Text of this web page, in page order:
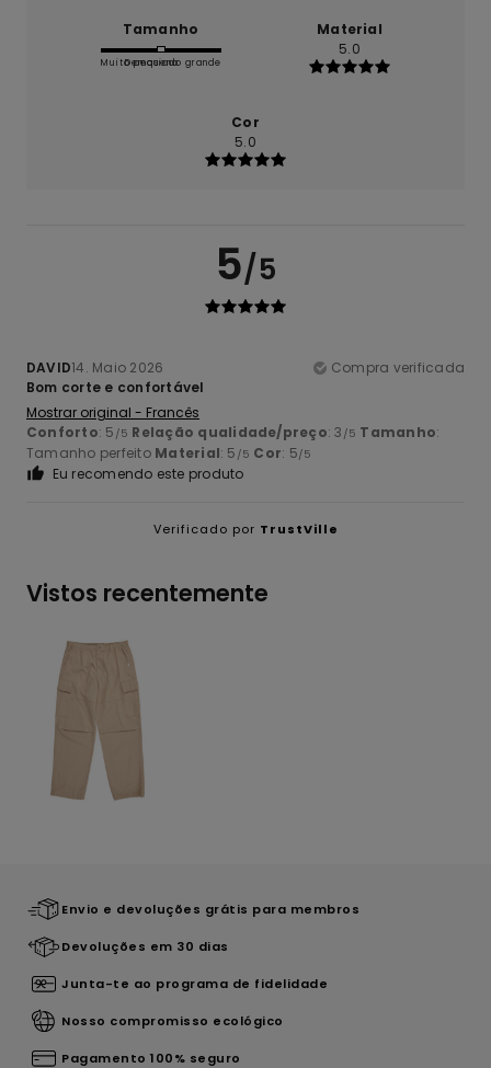
Tamanho
Muito pequeno
Demasiado grande
Material
5.0
Cor
5.0
5/5
DAVID14. Maio 2026
Compra verificada
Bom corte e confortável
Mostrar original - Francês
Conforto: 5 /5 Relação qualidade/preço: 3 /5 Tamanho:
Tamanho perfeito Material: 5 /5 Cor: 5/5
Eu recomendo este produto
Verificado por TrustVille
Vistos recentemente
Envio e devoluções grátis para membros
Devoluções em 30 dias
Junta-te ao programa de fidelidade
Nosso compromisso ecológico
Pagamento 100% seguro